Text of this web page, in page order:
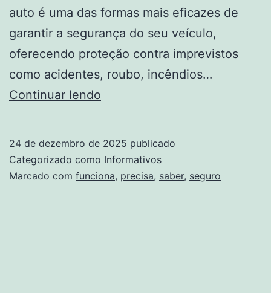
auto é uma das formas mais eficazes de
garantir a segurança do seu veículo,
oferecendo proteção contra imprevistos
como acidentes, roubo, incêndios…
Continuar lendo
Seguro:
Tudo
Precisa
24 de dezembro de 2025 publicado
Categorizado como Informativos
Marcado com funciona, precisa, saber, seguro